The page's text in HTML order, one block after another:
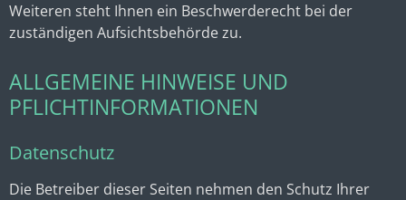
Weiteren steht Ihnen ein Beschwerderecht bei der
zuständigen Aufsichtsbehörde zu.
ALLGEMEINE HINWEISE UND
PFLICHTINFORMATIONEN
Datenschutz
Die Betreiber dieser Seiten nehmen den Schutz Ihrer